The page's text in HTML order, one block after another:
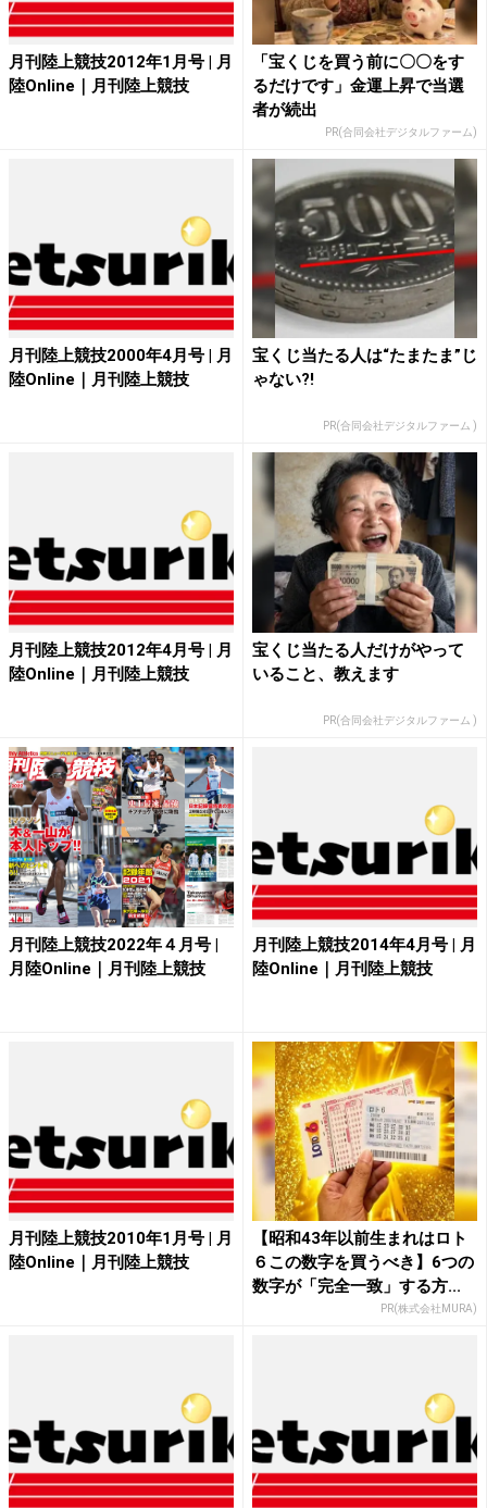
月刊陸上競技2012年1月号 | 月
陸Online｜月刊陸上競技
「宝くじを買う前に〇〇をす
るだけです」金運上昇で当選
者が続出
PR(合同会社デジタルファーム)
月刊陸上競技2000年4月号 | 月
陸Online｜月刊陸上競技
宝くじ当たる人は“たまたま”じ
ゃない?!
PR(合同会社デジタルファーム )
月刊陸上競技2012年4月号 | 月
陸Online｜月刊陸上競技
宝くじ当たる人だけがやって
いること、教えます
PR(合同会社デジタルファーム )
月刊陸上競技2022年４月号 |
月陸Online｜月刊陸上競技
月刊陸上競技2014年4月号 | 月
陸Online｜月刊陸上競技
月刊陸上競技2010年1月号 | 月
陸Online｜月刊陸上競技
【昭和43年以前生まれはロト
６この数字を買うべき】6つの
数字が「完全一致」する方...
PR(株式会社MURA)